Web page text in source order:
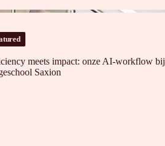
meets impact: onze AI-workflow bij
Saxion